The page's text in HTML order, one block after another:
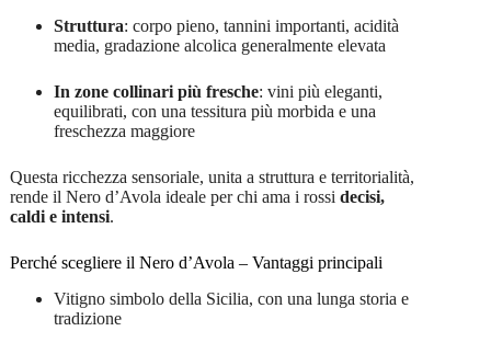
Struttura: corpo pieno, tannini importanti, acidità
media, gradazione alcolica generalmente elevata
In zone collinari più fresche: vini più eleganti,
equilibrati, con una tessitura più morbida e una
freschezza maggiore
Questa ricchezza sensoriale, unita a struttura e territorialità,
rende il Nero d’Avola ideale per chi ama i rossi decisi,
caldi e intensi.
Perché scegliere il Nero d’Avola – Vantaggi principali
Vitigno simbolo della Sicilia, con una lunga storia e
tradizione